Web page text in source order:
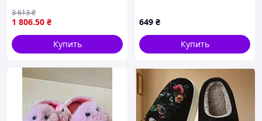
отдыха
1 806.50 ₴
3 613₴
Купить
649 ₴
Купить